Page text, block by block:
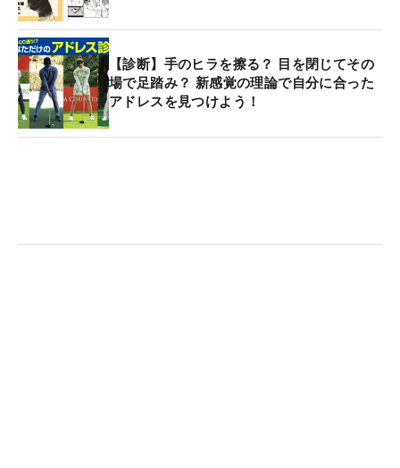
【診断】手のヒラを擦る？ 目を閉じてその
場で足踏み？ 新感覚の理論で自分に合った
アドレスを見つけよう！